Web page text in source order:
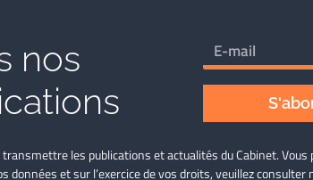
nos
les publications et actualités du Cabinet.
et sur l’exercice de vos droits, veuillez consulter